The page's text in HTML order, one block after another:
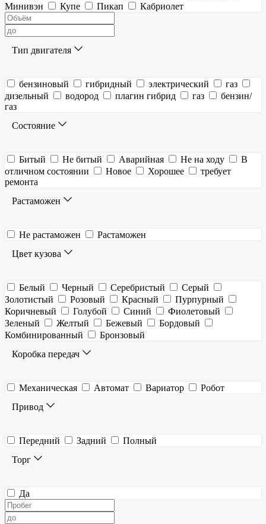
Минивэн
Купе Пикап Кабриолет
Тип двигателя
бензиновый гибридный электрический
газ
дизельный
водород плагин гибрид газ
бензин/
газ
Состояние
Битый Не битый Аварийная Не на ходу
В
отличном состоянии
Новое Хорошее
требует
ремонта
Растаможен
Не растаможен
Растаможен
Цвет кузова
Белый Черный Серебристый
Серый
Золотистый
Розовый Красный
Пурпурный
Коричневый
Голубой Синий
Фиолетовый
Зеленый
Желтый Бежевый
Бордовый
Комбинированный
Бронзовый
Коробка передач
Механическая Автомат Вариатор
Робот
Привод
Передний Задний
Полный
Торг
Да